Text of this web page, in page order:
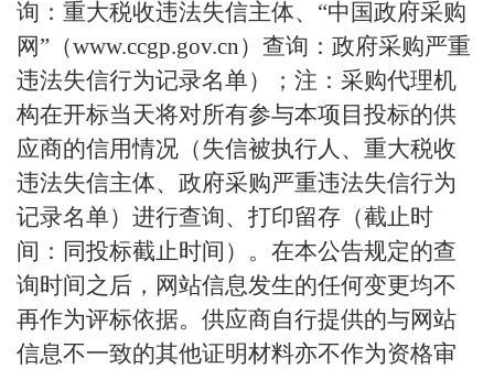
询：重大税收违法失信主体、“中国政府采购
网”（www.ccgp.gov.cn）查询：政府采购严重
违法失信行为记录名单）；注：采购代理机
构在开标当天将对所有参与本项目投标的供
应商的信用情况（失信被执行人、重大税收
违法失信主体、政府采购严重违法失信行为
记录名单）进行查询、打印留存（截止时
间：同投标截止时间）。在本公告规定的查
询时间之后，网站信息发生的任何变更均不
再作为评标依据。供应商自行提供的与网站
信息不一致的其他证明材料亦不作为资格审